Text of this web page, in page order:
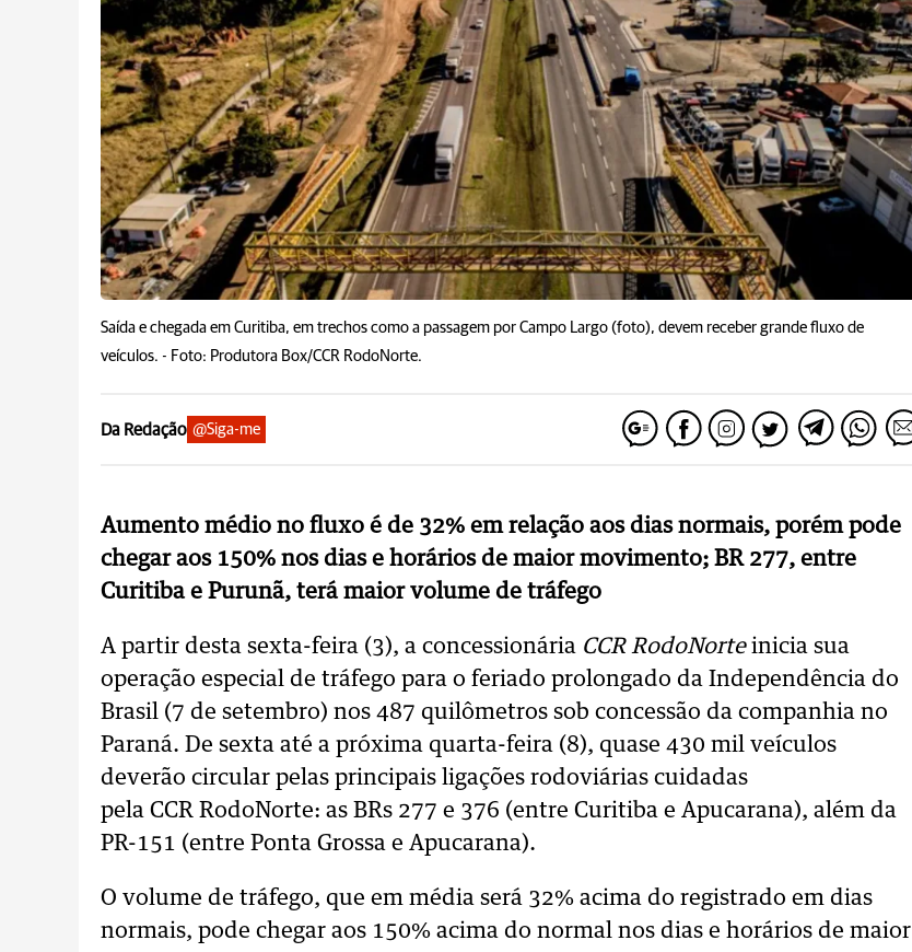
Saída e chegada em Curitiba, em trechos como a passagem por Campo Largo (foto), devem receber grande fluxo de
veículos. - Foto: Produtora Box/CCR RodoNorte.
Da Redação @Siga-me
Aumento médio no fluxo é de 32% em relação aos dias normais, porém pode
chegar aos 150% nos dias e horários de maior movimento; BR 277, entre
Curitiba e Purunã, terá maior volume de tráfego
A partir desta sexta-feira (3), a concessionária CCR RodoNorteinicia sua
operação especial de tráfego para o feriado prolongado da Independência do
Brasil (7 de setembro) nos 487 quilômetros sob concessão da companhia no
Paraná. De sexta até a próxima quarta-feira (8), quase 430 mil veículos
deverão circular pelas principais ligações rodoviárias cuidadas
pela CCR RodoNorte: as BRs 277 e 376 (entre Curitiba e Apucarana), além da
PR-151 (entre Ponta Grossa e Apucarana).
O volume de tráfego, que em média será 32% acima do registrado em dias
normais, pode chegar aos 150% acima do normal nos dias e horários de maior